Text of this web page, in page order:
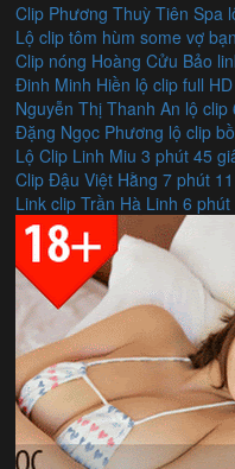
Clip Phương Thuỳ Tiên Spa
Lộ clip tôm hùm some vợ
Clip nóng Hoàng Cửu Bảo
Đinh Minh Hiền lộ clip full
Nguyễn Thị Thanh An lộ
Đặng Ngọc Phương lộ clip
Lộ Clip Linh Miu 3 phút 45
Clip Đậu Việt Hằng 7 phút
Link clip Trần Hà Linh 6